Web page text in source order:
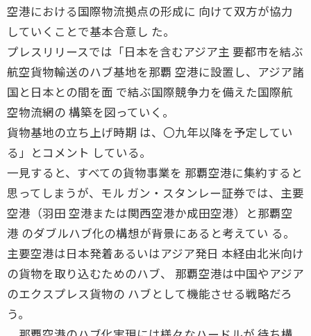
空港における国際物流拠点の形成に 向けて双方が協力
していくことで基本合意し た。
プレスリリースでは「日本を含むアジア主 要都市を結ぶ
航空貨物輸送のハブ基地を那覇 空港に設置し、アジア諸
国と日本との間を面 で結ぶ国際競争力を備えた国際航
空物流網の 構築を図っていく。
貨物基地の立ち上げ時期 は、〇九年以降を予定してい
る」とコメント している。
一見すると、すべての貨物事業を 那覇空港に集約すると
思ってしまうが、モル ガン・スタンレー証券では、主要
空港（羽田 空港または関西空港か成田空港）と那覇空
港 のダブルハブ化の構想が背景にあると考えてい る。
主要空港は日本発着あるいはアジア発日 本経由北米向け
の貨物を取り込むためのハブ、 那覇空港は中国やアジア
のエクスプレス貨物の ハブとして機能させる戦略だろ
う。